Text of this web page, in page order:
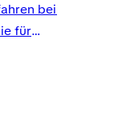
bei
für